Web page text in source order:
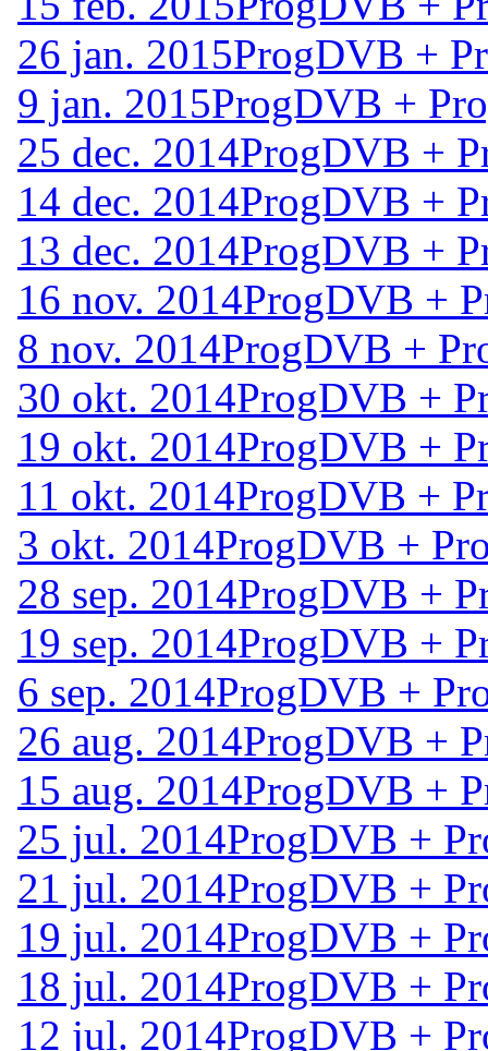
26 jan. 2015ProgDVB +
9 jan. 2015ProgDVB +
25 dec. 2014ProgDVB +
14 dec. 2014ProgDVB +
13 dec. 2014ProgDVB +
16 nov. 2014ProgDVB +
8 nov. 2014ProgDVB +
30 okt. 2014ProgDVB +
19 okt. 2014ProgDVB +
11 okt. 2014ProgDVB +
3 okt. 2014ProgDVB +
28 sep. 2014ProgDVB +
19 sep. 2014ProgDVB +
6 sep. 2014ProgDVB +
26 aug. 2014ProgDVB +
15 aug. 2014ProgDVB +
25 jul. 2014ProgDVB +
21 jul. 2014ProgDVB +
19 jul. 2014ProgDVB +
18 jul. 2014ProgDVB +
12 jul. 2014ProgDVB +